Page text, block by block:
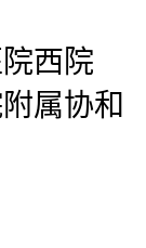
西院
属协和